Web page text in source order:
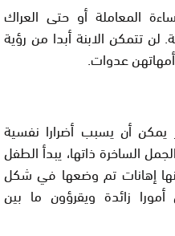
المعاملة أو حتى العراك
لن تتمكن الابنة أبدا من رؤية
عدوات.
يمكن أن يسبب أضرارا نفسية
الساخرة ذاتها، يبدأ الطفل
إهانات تم وضعها في شكل
زائدة ويقرؤون ما بين